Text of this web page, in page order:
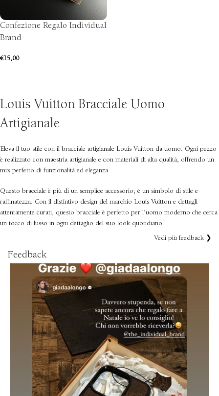
Confezione Regalo Individual
Brand
€15,00
Louis Vuitton Bracciale Uomo
Artigianale
Eleva il tuo stile con il bracciale artigianale Louis Vuitton da uomo. Ogni pezzo
è realizzato con maestria artigianale e con materiali di alta qualità, offrendo un
mix perfetto di funzionalità ed eleganza.
Questo bracciale è più di un semplice accessorio; è un simbolo di stile e
raffinatezza. Con il distintivo design del marchio Louis Vuitton e dettagli
attentamente curati, questo bracciale è perfetto per l’uomo moderno che cerca
un tocco di lusso in ogni dettaglio del suo look quotidiano.
Feedback
Vedi più feedback ❯